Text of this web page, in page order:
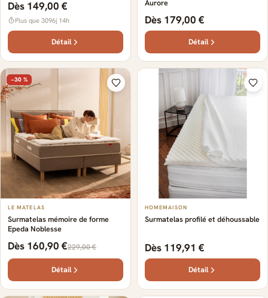
Dès 149,00 €
Plus que 3096j 14h
Détail
Aurore
Dès 179,00 €
Détail
−30 %
LE MATELAS
Surmatelas mémoire de forme
Epeda Noblesse
Dès 160,90 €229,00 €
Détail
HOMEMAISON
Surmatelas profilé et déhoussable
Dès 119,91 €
Détail